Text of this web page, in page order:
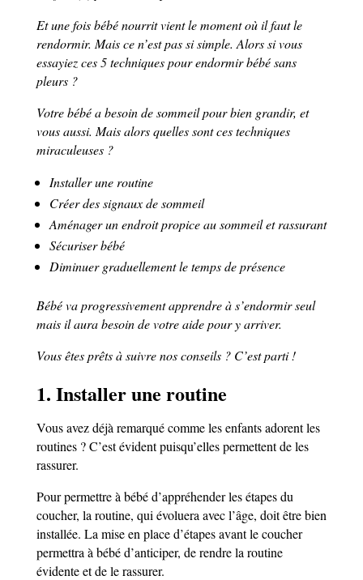
Et une fois bébé nourrit vient le moment où il faut le
rendormir. Mais ce n’est pas si simple. Alors si vous
essayiez ces 5 techniques pour endormir bébé sans
pleurs ?
Votre bébé a besoin de sommeil pour bien grandir, et
vous aussi. Mais alors quelles sont ces techniques
miraculeuses ?
Installer une routine
Créer des signaux de sommeil
Aménager un endroit propice au sommeil et rassurant
Sécuriser bébé
Diminuer graduellement le temps de présence
Bébé va progressivement apprendre à s’endormir seul
mais il aura besoin de votre aide pour y arriver.
Vous êtes prêts à suivre nos conseils ? C’est parti !
1. Installer une routine
Vous avez déjà remarqué comme les enfants adorent les
routines ? C’est évident puisqu’elles permettent de les
rassurer.
Pour permettre à bébé d’appréhender les étapes du
coucher, la routine, qui évoluera avec l’âge, doit être bien
installée. La mise en place d’étapes avant le coucher
permettra à bébé d’anticiper, de rendre la routine
évidente et de le rassurer.